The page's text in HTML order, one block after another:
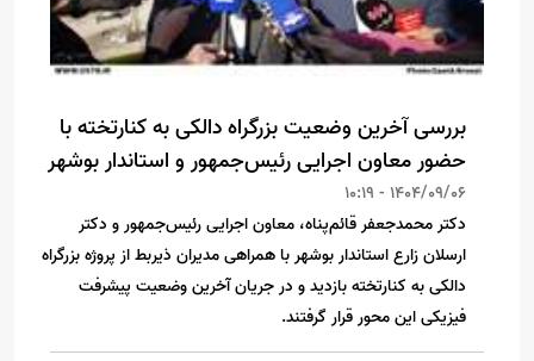
بررسی آخرین وضعیت بزرگراه دالکی به کنارتخته با
حضور معاون اجرایی رئیس‌جمهور و استاندار بوشهر
1404/09/06 - 10:19
دکتر محمدجعفر قائم‌پناه، معاون اجرایی رئیس‌جمهور و دکتر
ارسلان زارع استاندار بوشهر با همراهی مدیران ذیربط از پروژه بزرگراه
دالکی به کنارتخته بازدید و در جریان آخرین وضعیت پیشرفت
فیزیکی این محور قرار گرفتند.